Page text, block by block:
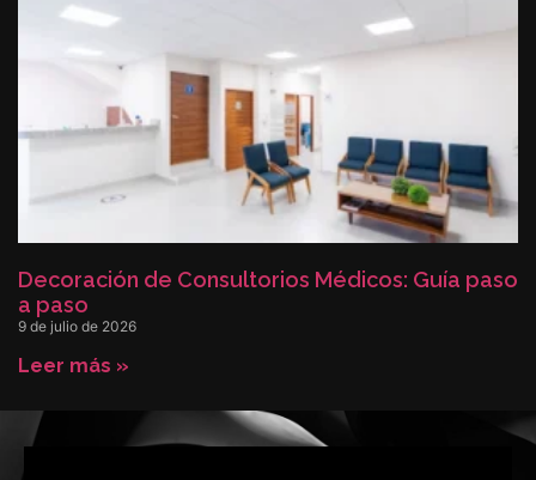
Decoración de Consultorios Médicos: Guía paso
a paso
9 de julio de 2026
Leer más »